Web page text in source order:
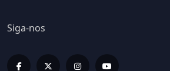
Siga-nos